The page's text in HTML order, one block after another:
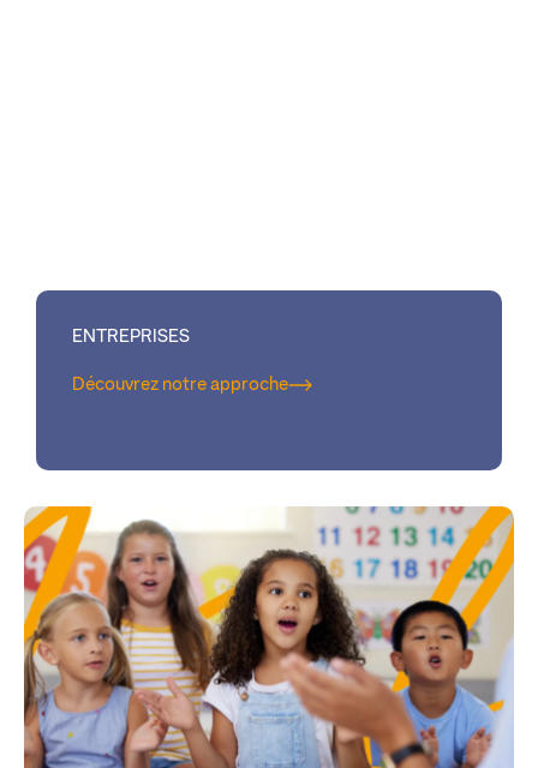
ENTREPRISES
Découvrez notre approche